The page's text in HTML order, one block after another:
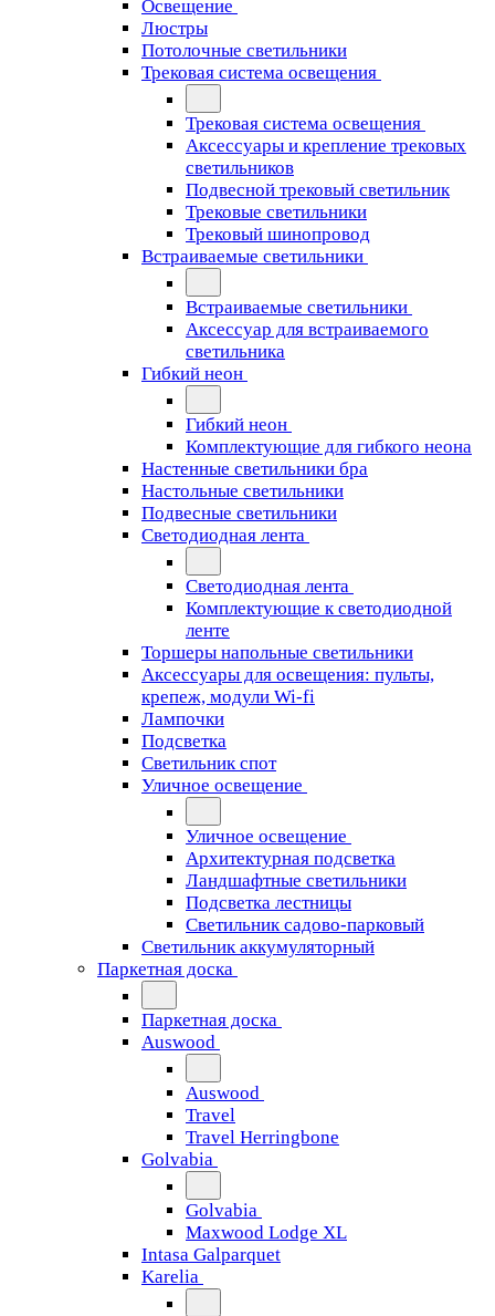
Освещение
Люстры
Потолочные светильники
Трековая система освещения
Трековая система освещения
Аксессуары и крепление трековых
светильников
Подвесной трековый светильник
Трековые светильники
Трековый шинопровод
Встраиваемые светильники
Встраиваемые светильники
Аксессуар для встраиваемого
светильника
Гибкий неон
Гибкий неон
Комплектующие для гибкого неона
Настенные светильники бра
Настольные светильники
Подвесные светильники
Светодиодная лента
Светодиодная лента
Комплектующие к светодиодной
ленте
Торшеры напольные светильники
Аксессуары для освещения: пульты,
крепеж, модули Wi-fi
Лампочки
Подсветка
Светильник спот
Уличное освещение
Уличное освещение
Архитектурная подсветка
Ландшафтные светильники
Подсветка лестницы
Светильник садово-парковый
Светильник аккумуляторный
Паркетная доска
Паркетная доска
Auswood
Auswood
Travel
Travel Herringbone
Golvabia
Golvabia
Maxwood Lodge XL
Intasa Galparquet
Karelia